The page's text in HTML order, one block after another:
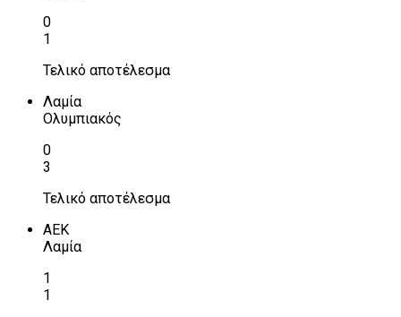
0
1
Τελικό αποτέλεσμα
Λαμία
Ολυμπιακός
0
3
Τελικό αποτέλεσμα
ΑΕΚ
Λαμία
1
1